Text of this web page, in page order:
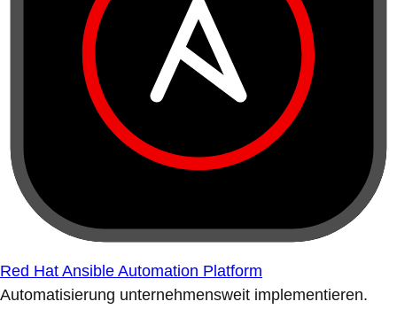
Red Hat Ansible Automation Platform
Automatisierung unternehmensweit implementieren.